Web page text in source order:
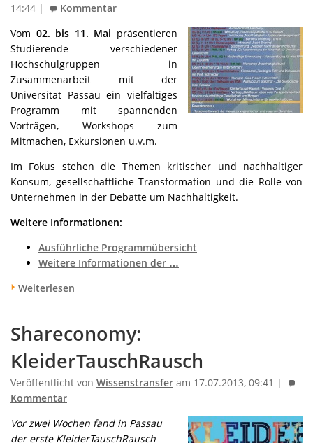
14:44 |
Kommentar
Vom 02. bis 11. Mai präsentieren
Studierende verschiedener
Hochschulgruppen in
Zusammenarbeit mit der
Universität Passau ein vielfältiges
Programm mit spannenden
Vorträgen, Workshops zum
Mitmachen, Exkursionen u.v.m.
Im Fokus stehen die Themen kritischer und nachhaltiger
Konsum, gesellschaftliche Transformation und die Rolle von
Unternehmen in der Debatte um Nachhaltigkeit.
Weitere Informationen:
Ausführliche Programmübersicht
Weitere Informationen der …
Weiterlesen
Shareconomy:
KleiderTauschRausch
Veröffentlicht von Wissenstransfer am 17.07.2013, 09:41 |
Kommentar
Vor zwei Wochen fand in Passau
der erste KleiderTauschRausch